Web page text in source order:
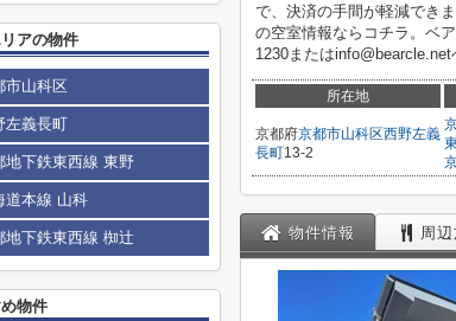
で、決済の手間が軽減でき
の空室情報ならコチラ。ベ
1230またはinfo@bearcle.net
所在地
京都府京都市山科区西野左義
長町13-2
物件情報 周
アの物件
市山科区
左義長町
地下鉄東西線 東野
道本線 山科
地下鉄東西線 椥辻
物件